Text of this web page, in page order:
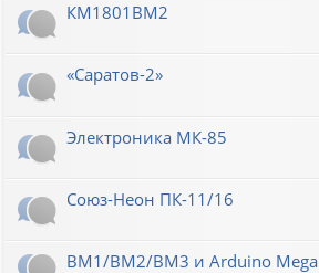
КМ1801ВМ2
«Саратов-2»
Электроника МК-85
Союз-Неон ПК-11/16
ВМ1/ВМ2/ВМ3 и Arduino Mega